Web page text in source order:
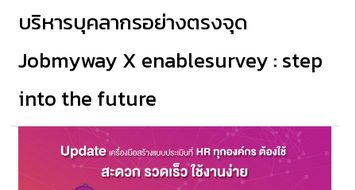
บริหารบุคลากรอย่างตรงจุด
Jobmyway X enablesurvey : step
into the future